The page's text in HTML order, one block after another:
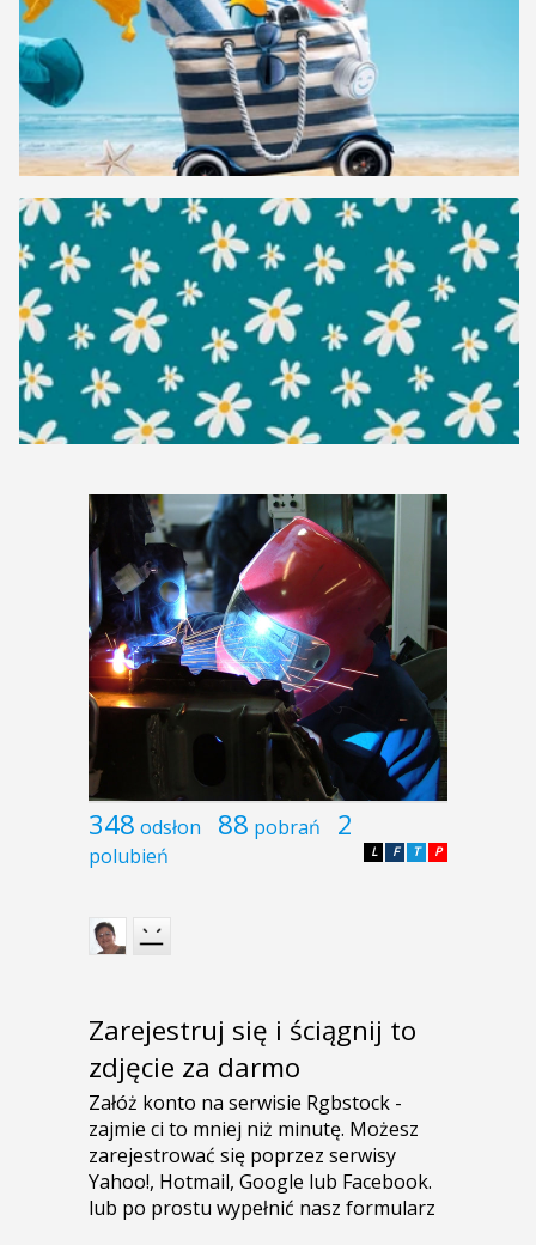
348 odsłon 88 pobrań 2
polubień P
T
F
L
Zarejestruj się i ściągnij to
zdjęcie za darmo